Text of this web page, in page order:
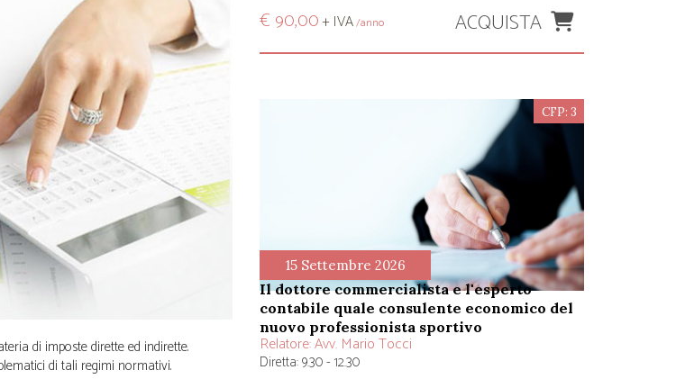
di imposte dirette ed indirette.
di tali regimi normativi.
€ 90,00+ IVA/anno ACQUISTA
CFP: 3
15 Settembre 2026
il dottore commercialista e l'esperto
contabile quale consulente economico del
nuovo professionista sportivo
Relatore:Avv. Mario Tocci
Diretta: 9.30 - 12.30